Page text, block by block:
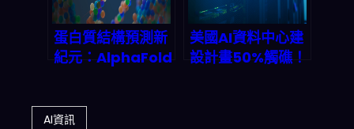
蛋白質結構預測新
紀元：AlphaFold
美國AI資料中心建
設計畫50%觸礁！
AI資訊